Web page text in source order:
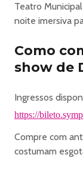
Teatro
noite imersiva
Como
show de
Ingressos
https://
Compre com
costumam